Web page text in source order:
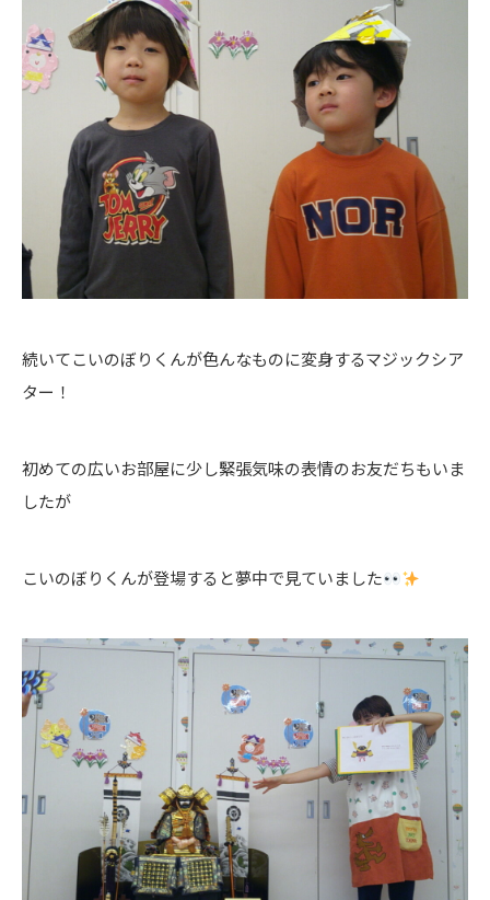
続いてこいのぼりくんが色んなものに変身するマジックシア
ター！
初めての広いお部屋に少し緊張気味の表情のお友だちもいま
したが
こいのぼりくんが登場すると夢中で見ていました